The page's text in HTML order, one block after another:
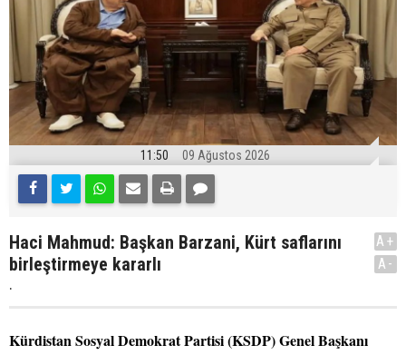
11:50 09 Ağustos 2026
Haci Mahmud: Başkan Barzani, Kürt saflarını
birleştirmeye kararlı
.
A+
A-
Kürdistan Sosyal Demokrat Partisi (KSDP) Genel Başkanı